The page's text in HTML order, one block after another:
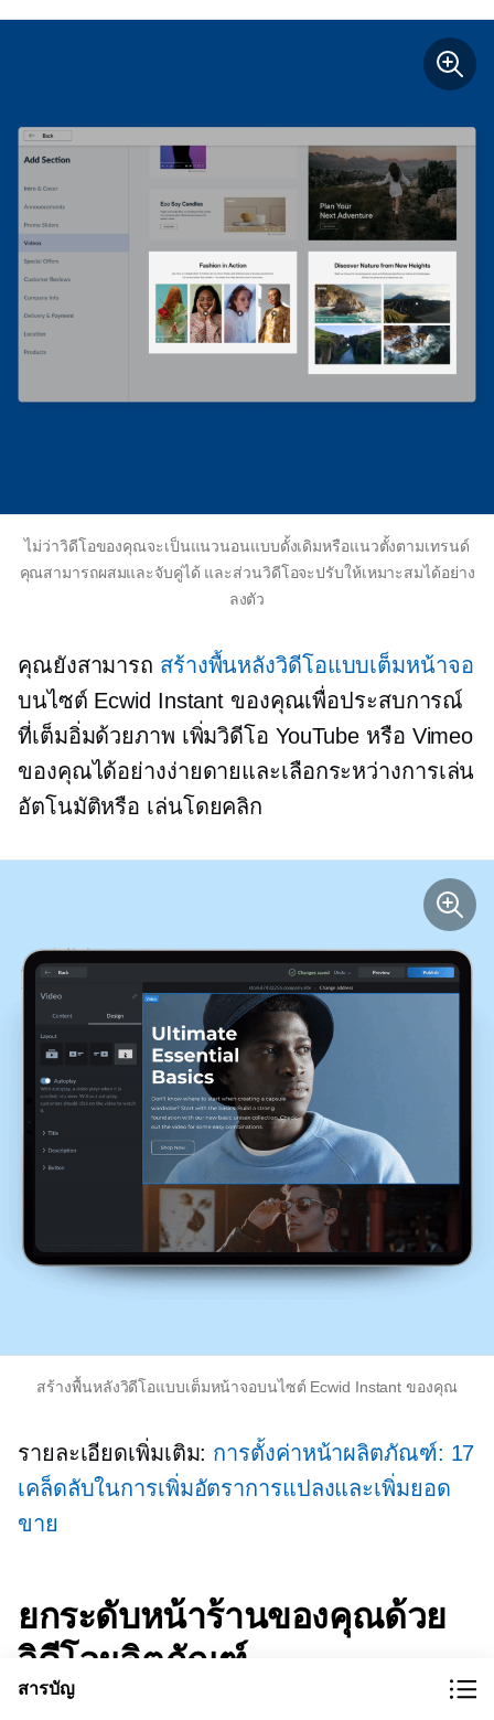
ไม่ว่าวิดีโอของคุณจะเป็นแนวนอนแบบดั้งเดิมหรือแนวตั้งตามเทรนด์
คุณสามารถผสมและจับคู่ได้ และส่วนวิดีโอจะปรับให้เหมาะสมได้อย่าง
ลงตัว
คุณยังสามารถ สร้างพื้นหลังวิดีโอแบบเต็มหน้าจอ
บนไซต์ Ecwid Instant ของคุณเพื่อประสบการณ์
ที่เต็มอิ่มด้วยภาพ เพิ่มวิดีโอ YouTube หรือ Vimeo
ของคุณได้อย่างง่ายดายและเลือกระหว่างการเล่น
อัตโนมัติหรือ เล่นโดยคลิก
สร้างพื้นหลังวิดีโอแบบเต็มหน้าจอบนไซต์ Ecwid Instant ของคุณ
รายละเอียดเพิ่มเติม: การตั้งค่าหน้าผลิตภัณฑ์: 17
เคล็ดลับในการเพิ่มอัตราการแปลงและเพิ่มยอด
ขาย
ยกระดับหน้าร้านของคุณด้วย
วิดีโอผลิตภัณฑ์
สารบัญ